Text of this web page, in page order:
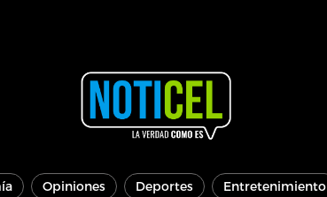
Opiniones Deportes Entretenimiento